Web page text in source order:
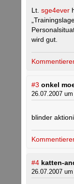
Lt. sge4ever
wird gut.
#3 onkel
26.07.2007
blinder
#4 katten-
26.07.2007